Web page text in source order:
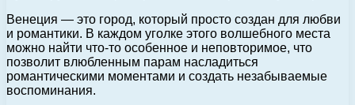
Венеция — это город, который просто создан для любви
и романтики. В каждом уголке этого волшебного места
можно найти что-то особенное и неповторимое, что
позволит влюбленным парам насладиться
романтическими моментами и создать незабываемые
воспоминания.